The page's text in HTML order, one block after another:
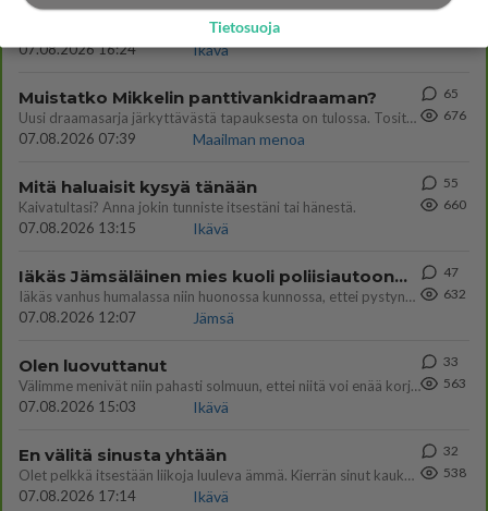
kenen näköinen
07.08.2026 16:24
Ikävä
53
Muistatko Mikkelin panttivankidraaman?
Uusi draamasarja järkyttävästä tapauksesta on tulossa. Tositapahtumiin perustuva sarja ammentaa vuoden 1986 Mikkelin pan
07.08.2026 07:39
Maailman menoa
65
676
Mitä haluaisit kysyä tänään
Kaivatultasi? Anna jokin tunniste itsestäni tai hänestä.
07.08.2026 13:15
Ikävä
55
660
Iäkäs Jämsäläinen mies kuoli poliisiautoon matkalla Jyväskylän putkaan
Iäkäs vanhus humalassa niin huonossa kunnossa, ettei pystynyt huolehtimaan itsestään niin ainoa apu sillä hetkellä oli
07.08.2026 12:07
Jämsä
47
632
Olen luovuttanut
Välimme menivät niin pahasti solmuun, ettei niitä voi enää korjata. On aika jatkaa elämässä eteenpäin. Toivon sulle kaik
07.08.2026 15:03
Ikävä
33
563
En välitä sinusta yhtään
Olet pelkkä itsestään liikoja luuleva ämmä. Kierrän sinut kaukaa nyt ja aina. Olit mulle pelkkä lelu vaan.
07.08.2026 17:14
Ikävä
32
538
Tietosuoja